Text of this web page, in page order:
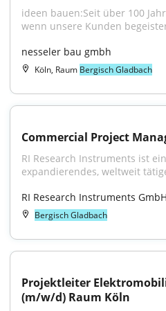
ideen bauen:Seit über 100
wenn unsere Kunden
nesseler bau gmbh
Köln, Raum Bergisch Gladbach
Commercial Project
RI Research Instruments ist
expandierendes, weltweit
RI Research Instruments GmbH
Bergisch Gladbach
Projektleiter
(m/w/d) Raum Köln